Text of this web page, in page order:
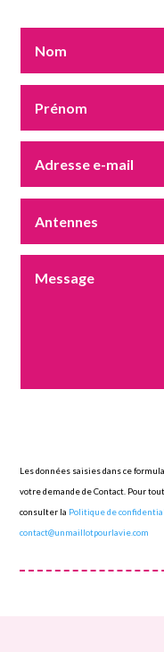
Les données saisies dans ce
votre demande de Contact. Pour
consulter la Politique de
contact@unmaillotpourlavie.com